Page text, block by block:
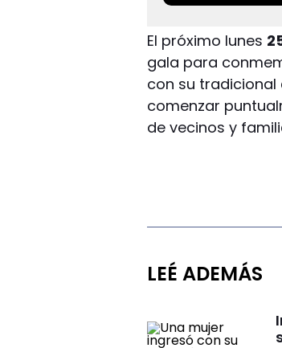
El próximo lunes
gala para
con su tradicional
comenzar
de vecinos y
LEÉ ADEMÁS